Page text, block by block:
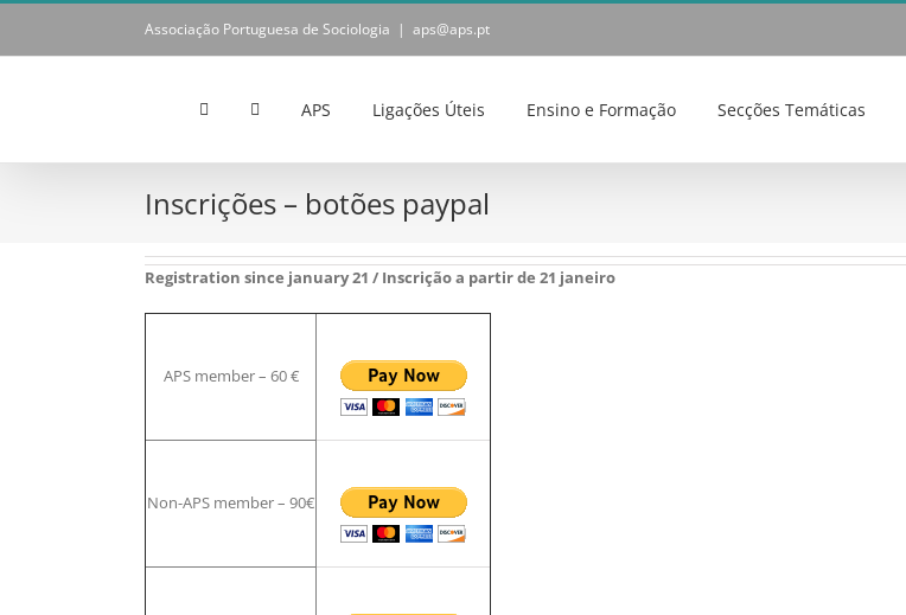
Skip
content
Associação Portuguesa de Sociologia | aps@aps.pt
APS Ligações Úteis Ensino e Formação Secções Temáticas
Inscrições – botões paypal
Registration since january 21 / Inscrição a partir de 21 janeiro
APS member – 60 €
Non-APS member – 90€